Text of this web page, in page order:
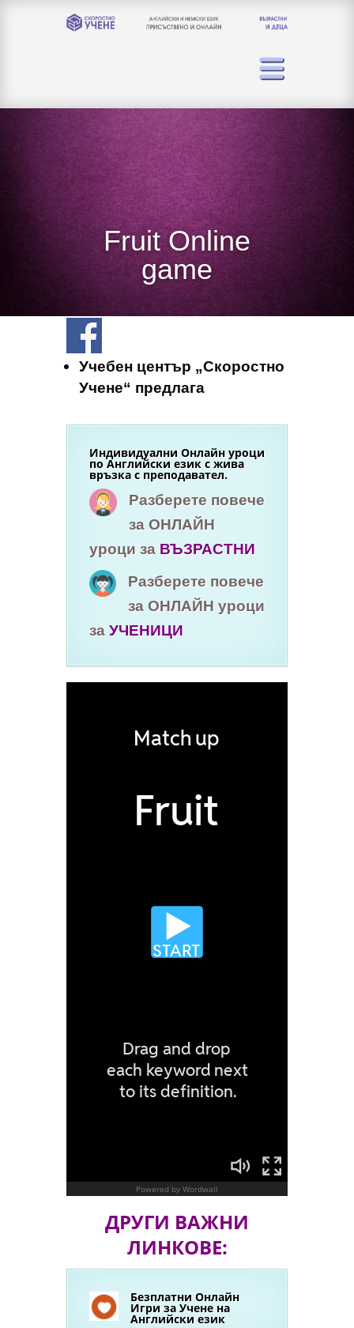
Fruit Online
game
Учебен център „Скоростно
Учене“ предлага
Индивидуални Онлайн уроци
по Английски език с жива
връзка с преподавател.
Разберете повече
за ОНЛАЙН
уроци за ВЪЗРАСТНИ
Разберете повече
за ОНЛАЙН уроци
за УЧЕНИЦИ
ДРУГИ ВАЖНИ
ЛИНКОВЕ:
Безплатни Онлайн
Игри за Учене на
Английски език